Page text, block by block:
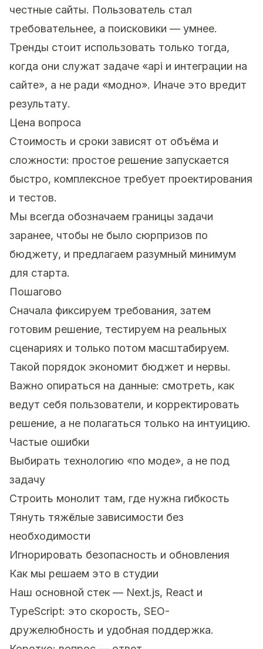
честные сайты. Пользователь стал
требовательнее, а поисковики — умнее.
Тренды стоит использовать только тогда,
когда они служат задаче «api и интеграции на
сайте», а не ради «модно». Иначе это вредит
результату.
Цена вопроса
Стоимость и сроки зависят от объёма и
сложности: простое решение запускается
быстро, комплексное требует проектирования
и тестов.
Мы всегда обозначаем границы задачи
заранее, чтобы не было сюрпризов по
бюджету, и предлагаем разумный минимум
для старта.
Пошагово
Сначала фиксируем требования, затем
готовим решение, тестируем на реальных
сценариях и только потом масштабируем.
Такой порядок экономит бюджет и нервы.
Важно опираться на данные: смотреть, как
ведут себя пользователи, и корректировать
решение, а не полагаться только на интуицию.
Частые ошибки
Выбирать технологию «по моде», а не под
задачу
Строить монолит там, где нужна гибкость
Тянуть тяжёлые зависимости без
необходимости
Игнорировать безопасность и обновления
Как мы решаем это в студии
Наш основной стек — Next.js, React и
TypeScript: это скорость, SEO-
дружелюбность и удобная поддержка.